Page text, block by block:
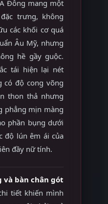
Đông mang một
trưng, không
các khối cơ quá
Âu Mỹ, nhưng
hề gầy guộc.
tái hiện lại nét
có độ cong võng
thon thả nhưng
phẳng mịn màng
phần bụng dưới
độ lún êm ái của
đầy nữ tính.
và bàn chân gót
tiết khiến mình